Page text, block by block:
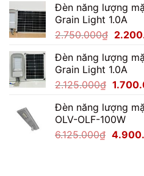
là:
Đèn năng lượng
Grain Light 1.0A
2.750.000₫ Giá
là:
Đèn năng lượng
Grain Light 1.0A
2.125.000₫ Giá
là:
Đèn năng lượng
OLV-OLF-100W
6.125.000₫ Giá